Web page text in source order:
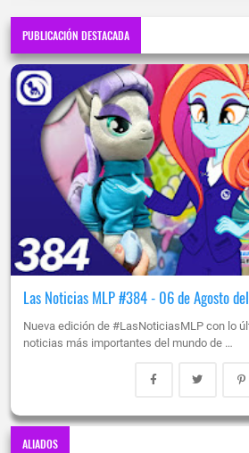
PUBLICACIÓN DESTACADA
Las Noticias MLP #384 - 06 de Agosto
Nueva edición de #LasNoticiasMLP con lo
noticias más importantes del mundo de …
ALIADOS